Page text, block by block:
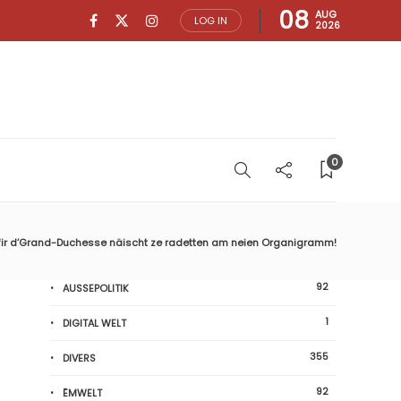
LOG IN 08 AUG
2026
0
d’Grand-Duchesse näischt ze radetten am neien Organigramm!
AUSSEPOLITIK 92
DIGITAL WELT 1
DIVERS 355
ËMWELT 92